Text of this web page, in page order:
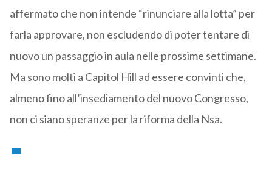
affermato che non intende “rinunciare alla lotta” per
farla approvare, non escludendo di poter tentare di
nuovo un passaggio in aula nelle prossime settimane.
Ma sono molti a Capitol Hill ad essere convinti che,
almeno fino all’insediamento del nuovo Congresso,
non ci siano speranze per la riforma della Nsa.